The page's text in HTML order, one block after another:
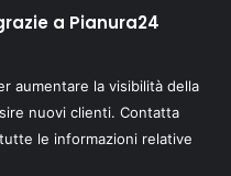
a Pianura24
aumentare la visibilità della
nuovi clienti. Contatta
le informazioni relative